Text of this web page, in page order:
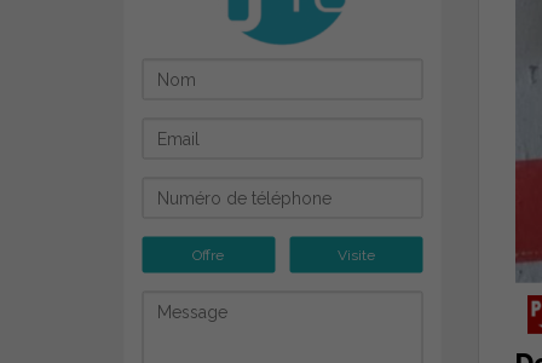
Offre Visite